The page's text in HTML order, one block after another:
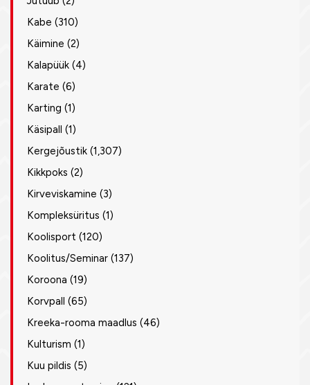
Kabe (310)
Käimine (2)
Kalapüük (4)
Karate (6)
Karting (1)
Käsipall (1)
Kergejõustik (1,307)
Kikkpoks (2)
Kirveviskamine (3)
Kompleksüritus (1)
Koolisport (120)
Koolitus/Seminar (137)
Koroona (19)
Korvpall (65)
Kreeka-rooma maadlus (46)
Kulturism (1)
Kuu pildis (5)